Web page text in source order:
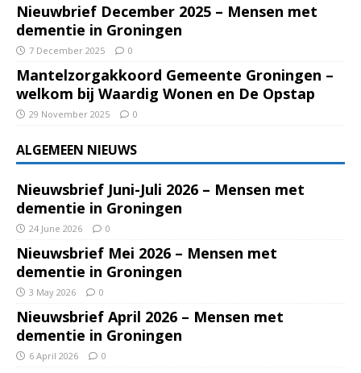
Nieuwbrief December 2025 – Mensen met
dementie in Groningen
7 December 2025 0
Mantelzorgakkoord Gemeente Groningen –
welkom bij Waardig Wonen en De Opstap
29 November 2025 0
ALGEMEEN NIEUWS
Nieuwsbrief Juni-Juli 2026 – Mensen met
dementie in Groningen
24 June 2026 0
Nieuwsbrief Mei 2026 – Mensen met
dementie in Groningen
3 May 2026 0
Nieuwsbrief April 2026 – Mensen met
dementie in Groningen
6 April 2026 0